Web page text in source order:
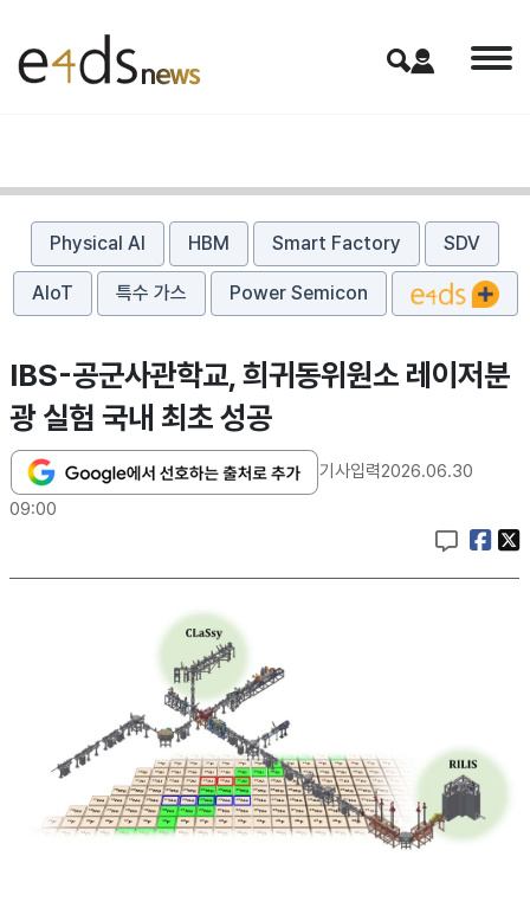
Physical AI HBM Smart Factory SDV
AIoT 특수 가스 Power Semicon
IBS-공군사관학교, 희귀동위원소 레이저분
광 실험 국내 최초 성공
기사입력2026.06.30
09:00